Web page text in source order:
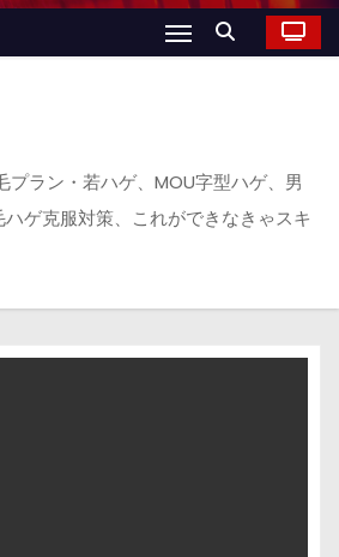
プラン・若ハゲ、MOU字型ハゲ、男
ゲ克服対策、これができなきゃスキ